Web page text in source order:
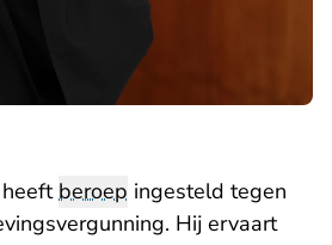
beroep ingesteld tegen
Hij ervaart